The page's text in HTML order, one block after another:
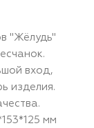
"Жёлудь"
вход,
изделия.
мм